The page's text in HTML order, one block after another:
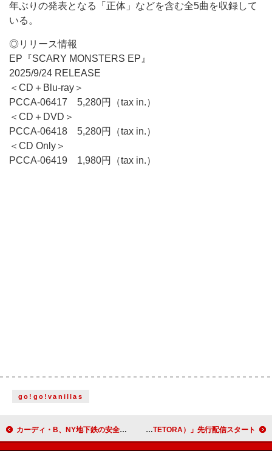
年ぶりの発表となる「正体」などを含む全5曲を収録して
いる。
◎リリース情報
EP『SCARY MONSTERS EP』
2025/9/24 RELEASE
＜CD＋Blu-ray＞
PCCA-06417 5,280円（tax in.）
＜CD＋DVD＞
PCCA-06418 5,280円（tax in.）
＜CD Only＞
PCCA-06419 1,980円（tax in.）
go!go!vanillas
カーディ・B、NY地下鉄の安全アナウンスをユーモラスに担当 SIX LOUNGE、10/1リリースニューEP『燦燦』より「おどるらいおん feat. 上野羽有音（TETORA）」先行配信スタート